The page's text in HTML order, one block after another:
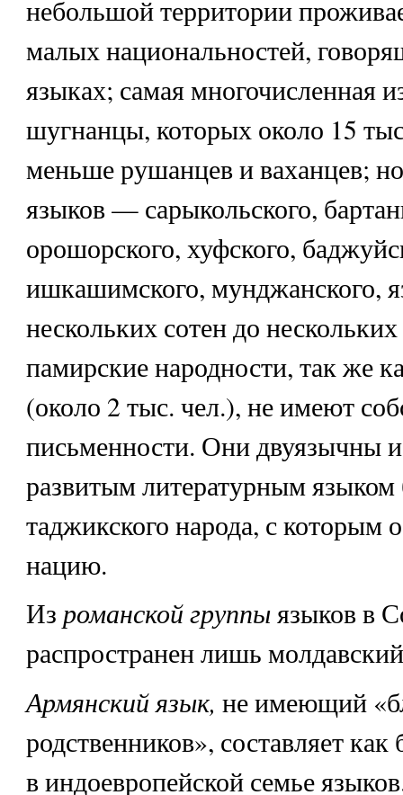
небольшой территории
малых национальностей,
языках; самая многочисленная
шугнанцы, которых около 15
меньше рушанцев и ваханцев;
языков — сарыкольского,
орошорского, хуфского,
ишкашимского, мунджанского,
нескольких сотен до
памирские народности, так же
(около 2 тыс. чел.), не имеют
письменности. Они двуязычны
развитым литературным языком
таджикского народа, с которым
нацию.
Из романской группыязыков в
распространен лишь
Армянский язык, не имеющий
родственников», составляет
в индоевропейской семье